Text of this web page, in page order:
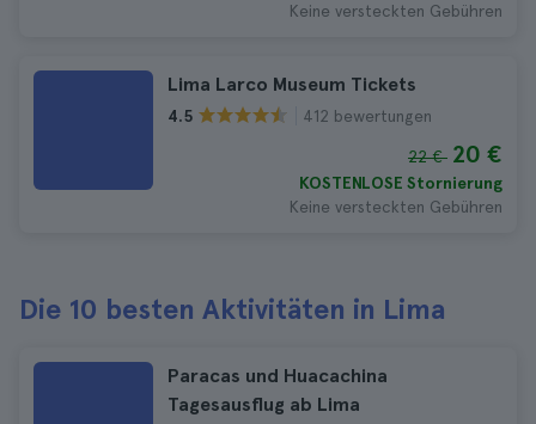
Keine versteckten Gebühren
Lima Larco Museum Tickets
4.5 412 bewertungen
22 € 20 €
KOSTENLOSE Stornierung
Keine versteckten Gebühren
Die 10 besten Aktivitäten in Lima
Paracas und Huacachina
Tagesausflug ab Lima